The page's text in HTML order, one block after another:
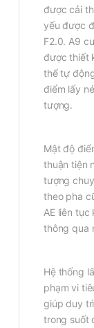
được cải
yếu được
F2.0. A9
được thiết
thể tự
điểm lấy
tượng.
Mật độ
thuận tiện
tượng
theo pha
AE liên
thông qua
Hệ thống
phạm vi
giúp duy
trong suốt